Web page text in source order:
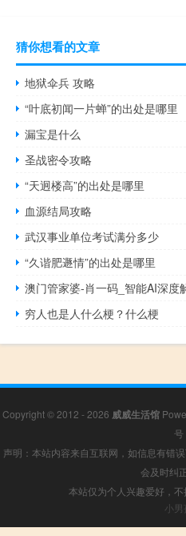
猜你想看的文章
地狱伞兵 攻略
“叶底初闻一片蝉”的出处是哪里
漏宝是什么
圣战密令攻略
“天迥楼高”的出处是哪里
血源结局攻略
武汉事业单位考试满分多少
“久谐肥遯情”的出处是哪里
澳门管家婆-肖一码_智能AI深
穷人也是人什么梗？什么梗
Copyright © 2012 - 2026 威威生活馆
号
声明：本站内容来自互联网，如信息有错
会及时纠
本站仅为个人兴趣爱好，
小男